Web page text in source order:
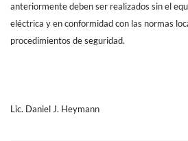
anteriormente deben ser realizados sin el
eléctrica y en conformidad con las normas
procedimientos de seguridad.
Lic. Daniel J. Heymann